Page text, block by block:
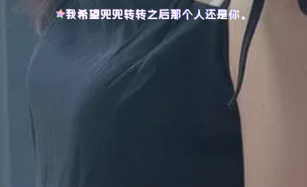
我希望兜兜转转之后那个人还是你。